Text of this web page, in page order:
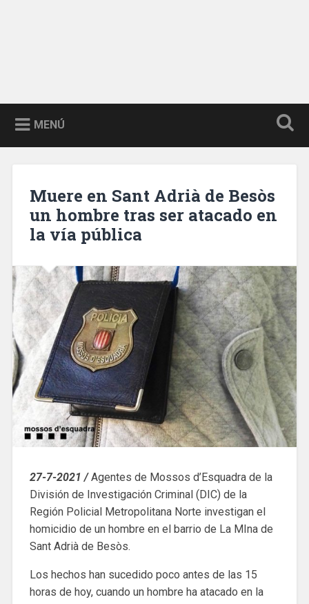
MENÚ
Muere en Sant Adrià de Besòs
un hombre tras ser atacado en
la vía pública
27-7-2021 / Agentes de Mossos d’Esquadra de la
División de Investigación Criminal (DIC) de la
Región Policial Metropolitana Norte investigan el
homicidio de un hombre en el barrio de La MIna de
Sant Adrià de Besòs.
Los hechos han sucedido poco antes de las 15
horas de hoy, cuando un hombre ha atacado en la